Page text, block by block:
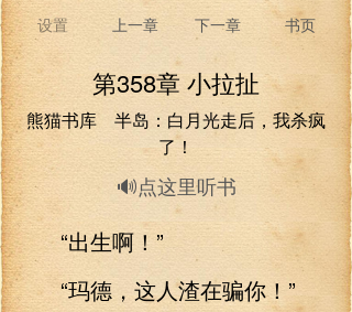
设置 上一章 下一章 书页
第358章 小拉扯
熊猫书库 半岛：白月光走后，我杀疯
了！
🔊点这里听书
“出生啊！”
“玛德，这人渣在骗你！”